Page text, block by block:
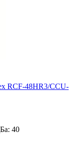
RCF-48HR3/CCU-
40